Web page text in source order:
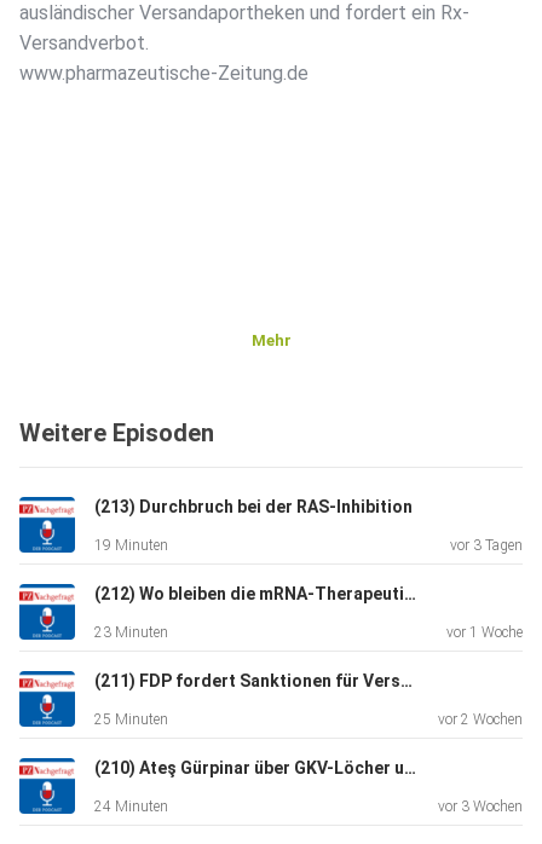
ausländischer Versandaportheken und fordert ein Rx-
Versandverbot.
www.pharmazeutische-Zeitung.de
Mehr
Weitere Episoden
(213) Durchbruch bei der RAS-Inhibition
19 Minuten vor 3 Tagen
(212) Wo bleiben die mRNA-Therapeutika?
23 Minuten vor 1 Woche
(211) FDP fordert Sanktionen für Versandapotheken
25 Minuten vor 2 Wochen
(210) Ateş Gürpinar über GKV-Löcher und -Lösungen
24 Minuten vor 3 Wochen